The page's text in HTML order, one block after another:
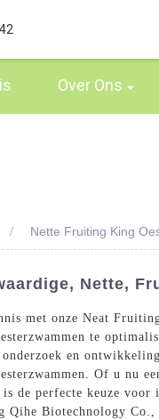
Over Ons
Nette Fruiting King
Nette,
met onze Neat
te
en
Of u nu
is de perfecte keuze
Qihe Biotechnology